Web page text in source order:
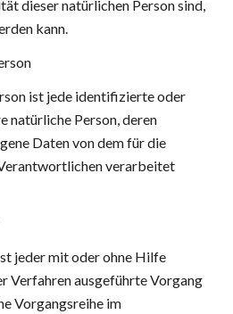
dieser natürlichen Person sind,
kann.
ist jede identifizierte oder
natürliche Person, deren
Daten von dem für die
verarbeitet
jeder mit oder ohne Hilfe
Verfahren ausgeführte Vorgang
Vorgangsreihe im